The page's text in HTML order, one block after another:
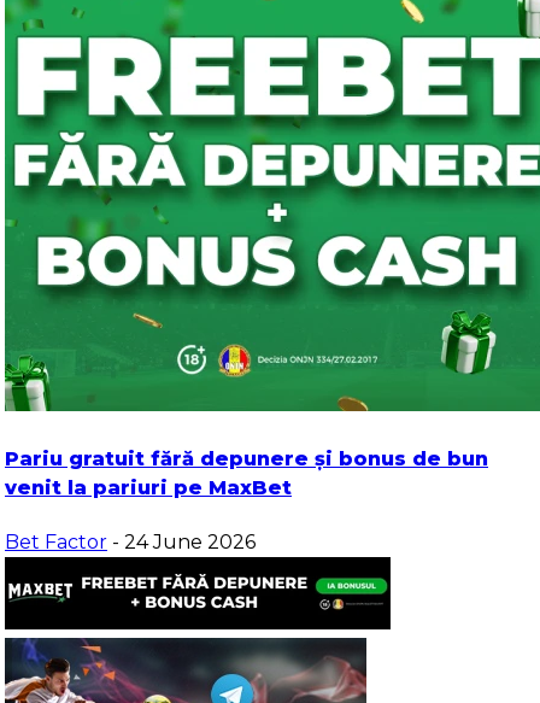
Pariu gratuit fără depunere și bonus de bun
venit la pariuri pe MaxBet
Bet Factor - 24 June 2026